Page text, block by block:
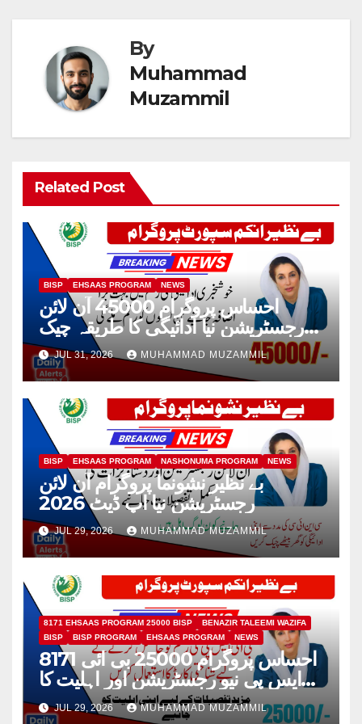
By
Muhammad
Muzammil
Related Post
BISP EHSAAS PROGRAM NEWS
احساس پروگرام 45000 آن لائن
رجسٹریشن نیا ادائیگی کا طریقہ چیک
2026
JUL 31, 2026 MUHAMMAD MUZAMMIL
BISP EHSAAS PROGRAM NASHONUMA PROGRAM NEWS
بے نظیر نشونما پروگرام آن لائن
رجسٹریشن نیا اپ ڈیٹ 2026
JUL 29, 2026 MUHAMMAD MUZAMMIL
8171 EHSAAS PROGRAM 25000 BISP
BENAZIR TALEEMI WAZIFA
BISP
BISP PROGRAM EHSAAS PROGRAM NEWS
8171 احساس پروگرام 25000 بی ائی
ایس پی نیو رجسٹریشن اور اہلیت کا
عمل
JUL 29, 2026 MUHAMMAD MUZAMMIL